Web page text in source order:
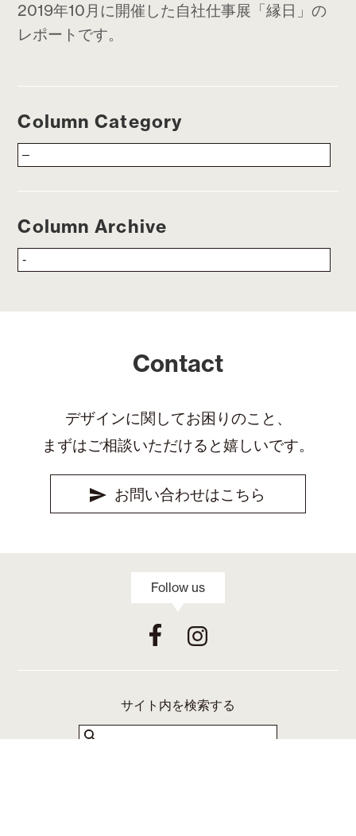
2019年10月に開催した自社仕事展「縁日」の
レポートです。
Column Category
Column Archive
Contact
デザインに関してお困りのこと、
まずはご相談いただけると嬉しいです。
お問い合わせはこちら
Follow us
サイト内を検索する